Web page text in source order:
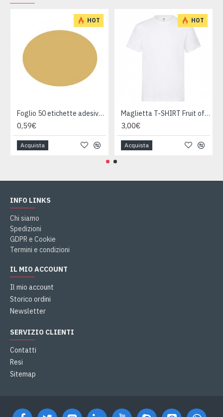
HOT
Foglio 50 etichette adesive ovali ORO mm 36x27
0,59€
Acquista
HOT
Maglietta T-SHIRT Fruit of The Loom HEAVY varie taglie
3,00€
Acquista
INFO LINKS
Chi siamo
Spedizioni
GDPR e Cookie
Termini e condizioni
IL MIO ACCOUNT
Il mio account
Storico ordini
Newsletter
SERVIZIO CLIENTI
Contatti
Resi
Sitemap